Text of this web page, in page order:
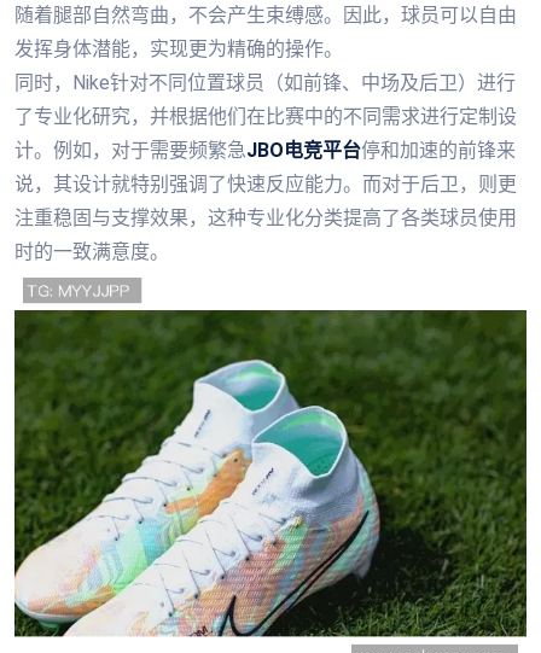
随着腿部自然弯曲，不会产生束缚感。因此，球员可以自由
发挥身体潜能，实现更为精确的操作。
同时，Nike针对不同位置球员（如前锋、中场及后卫）进行
了专业化研究，并根据他们在比赛中的不同需求进行定制设
计。例如，对于需要频繁急JBO电竞平台停和加速的前锋来
说，其设计就特别强调了快速反应能力。而对于后卫，则更
注重稳固与支撑效果，这种专业化分类提高了各类球员使用
时的一致满意度。